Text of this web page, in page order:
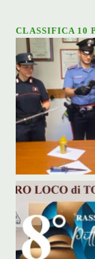
CLASSIFICA 10